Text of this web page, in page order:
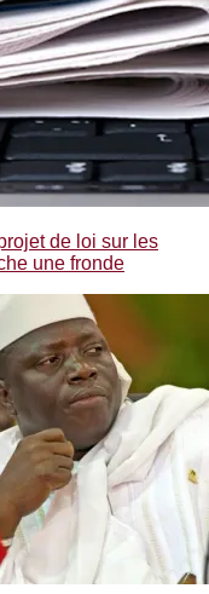
de loi sur les
une fronde